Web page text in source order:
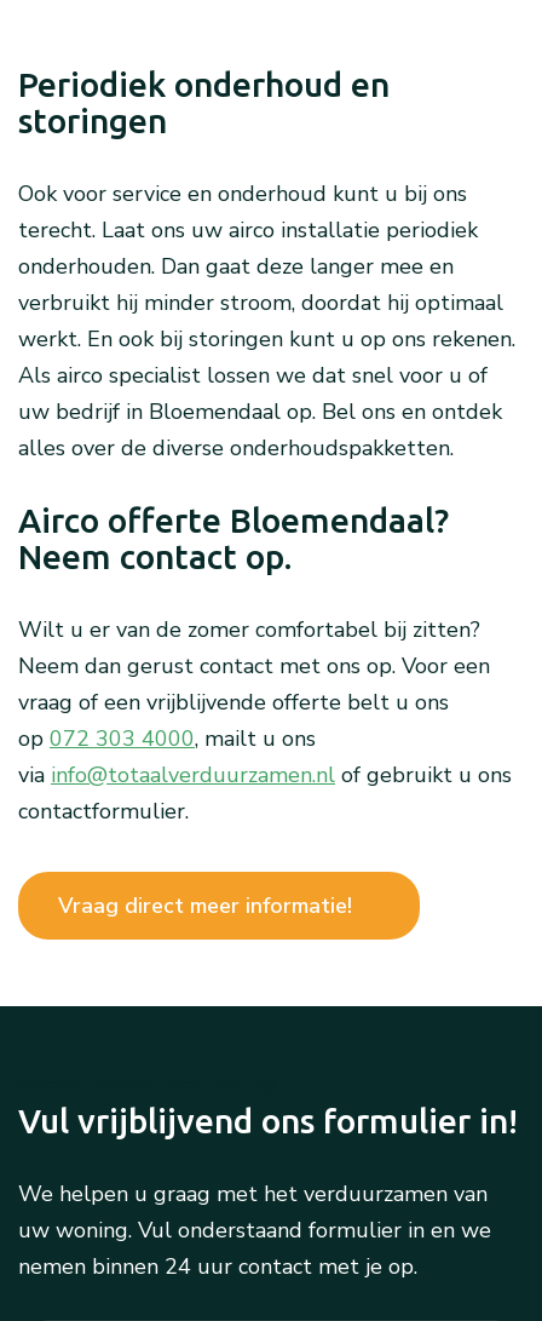
Periodiek onderhoud en
storingen
Ook voor service en onderhoud kunt u bij ons
terecht. Laat ons uw airco installatie periodiek
onderhouden. Dan gaat deze langer mee en
verbruikt hij minder stroom, doordat hij optimaal
werkt. En ook bij storingen kunt u op ons rekenen.
Als airco specialist lossen we dat snel voor u of
uw bedrijf in Bloemendaal op. Bel ons en ontdek
alles over de diverse onderhoudspakketten.
Airco offerte Bloemendaal?
Neem contact op.
Wilt u er van de zomer comfortabel bij zitten?
Neem dan gerust contact met ons op. Voor een
vraag of een vrijblijvende offerte belt u ons
op 072 303 4000, mailt u ons
via info@totaalverduurzamen.nl of gebruikt u ons
contactformulier.
Vraag direct meer informatie!
Vul vrijblijvend ons formulier in!
We helpen u graag met het verduurzamen van
uw woning. Vul onderstaand formulier in en we
nemen binnen 24 uur contact met je op.